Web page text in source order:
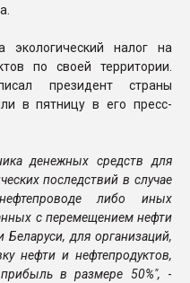
налог на
по своей территории.
президент страны
в пятницу в его пресс-
денежных средств для
последствий в случае
либо иных
с перемещением нефти
для организаций,
нефти и нефтепродуктов,
в размере 50%", -